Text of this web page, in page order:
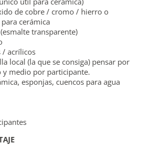
de cobre / cromo / hierro o
cerámica
transparente)
/ acrílicos
local (la que se consiga) pensar por
medio por participante.
esponjas, cuencos para agua